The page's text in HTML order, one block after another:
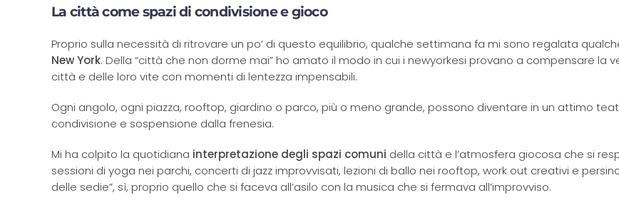
La città come spazi di condivisione e gioco
Proprio sulla necessità di ritrovare un po’ di questo equilibrio, qualche settimana fa mi sono regalata
New York. Della “città che non dorme mai” ho amato il modo in cui i newyorkesi provano a compensare la
città e delle loro vite con momenti di lentezza impensabili.
Ogni angolo, ogni piazza, rooftop, giardino o parco, più o meno grande, possono diventare in un attimo
condivisione e sospensione dalla frenesia.
Mi ha colpito la quotidiana interpretazione degli spazi comuni della città e l’atmosfera giocosa che si
sessioni di yoga nei parchi, concerti di jazz improvvisati, lezioni di ballo nei rooftop, work out creativi e
delle sedie”, sì, proprio quello che si faceva all’asilo con la musica che si fermava all’improvviso.